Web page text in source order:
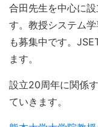
合田先生を中心に
す。教授システム
も募集中です。
ます。
設立20周年に関係
ていきます。